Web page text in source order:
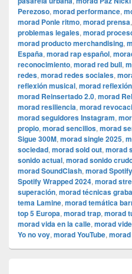
Perezoso, morad performance,
morad Ponle ritmo, morad prensa,
problemas legales, morad
morad producto merchandising,
España, morad rap español,
reconocimiento, morad red bull,
redes, morad redes sociales,
reflexión musical, morad
morad Reinsertado 2.0, morad
morad resiliencia, morad
morad seguidores Instagram,
propio, morad sencillos, morad
Sigue 300M, morad single 2025,
sociedad, morad sold out, morad
sonido actual, morad sonido
morad SoundClash, morad Spotify
Spotify Wrapped 2024, morad
superación, morad técnicas
tema Lamine, morad temática
top 5 Europa, morad trap, morad
morad vida en la calle,
Yo no voy, morad YouTube, morad